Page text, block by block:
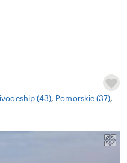
(43), Pomorskie (37),